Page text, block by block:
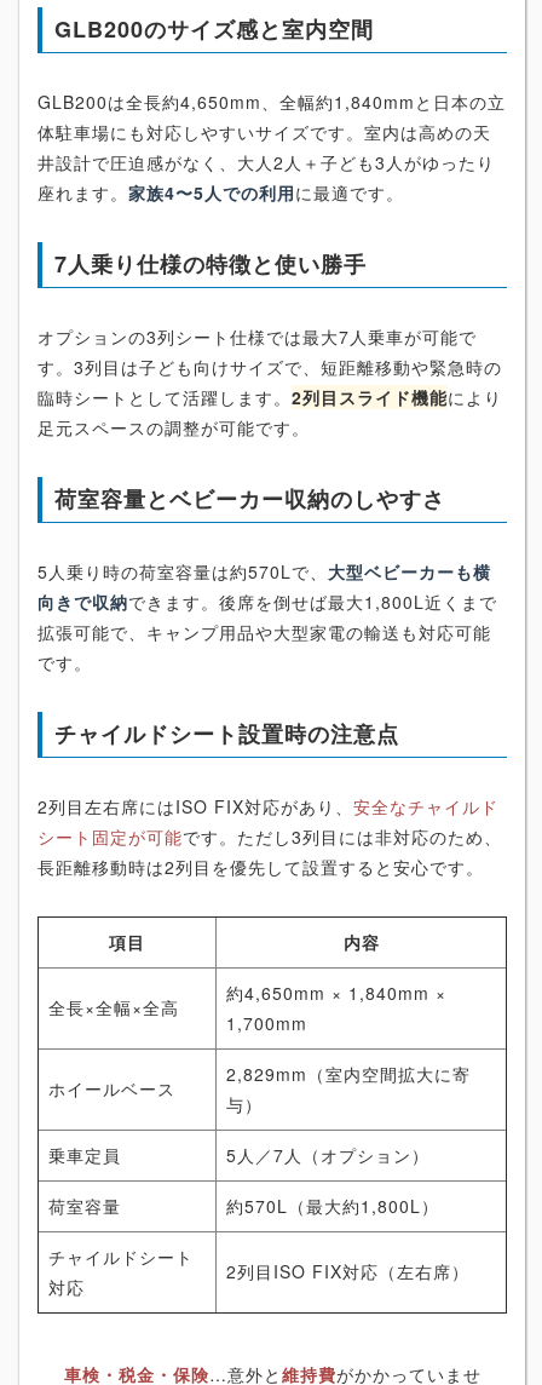
GLB200のサイズ感と室内空間
GLB200は全長約4,650mm、全幅約1,840mmと日本の立
体駐車場にも対応しやすいサイズです。室内は高めの天
井設計で圧迫感がなく、大人2人＋子ども3人がゆったり
座れます。 家族4〜5人での利用に最適です。
7人乗り仕様の特徴と使い勝手
オプションの3列シート仕様では最大7人乗車が可能で
す。3列目は子ども向けサイズで、短距離移動や緊急時の
臨時シートとして活躍します。 2列目スライド機能により
足元スペースの調整が可能です。
荷室容量とベビーカー収納のしやすさ
5人乗り時の荷室容量は約570Lで、 大型ベビーカーも横
向きで収納できます。後席を倒せば最大1,800L近くまで
拡張可能で、キャンプ用品や大型家電の輸送も対応可能
です。
チャイルドシート設置時の注意点
2列目左右席にはISO FIX対応があり、 安全なチャイルド
シート固定が可能です。ただし3列目には非対応のため、
長距離移動時は2列目を優先して設置すると安心です。
項目 内容
全長×全幅×全高
約4,650mm × 1,840mm ×
1,700mm
ホイールベース
2,829mm（室内空間拡大に寄
与）
乗車定員 5人／7人（オプション）
荷室容量 約570L（最大約1,800L）
チャイルドシート
対応
2列目ISO FIX対応（左右席）
車検・税金・保険…意外と 維持費がかかっていませ